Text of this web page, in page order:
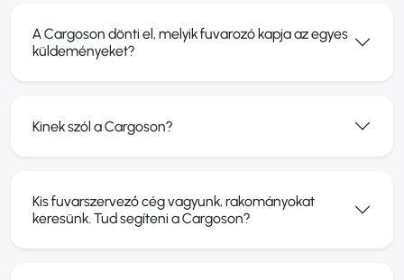
A Cargoson dönti el, melyik fuvarozó kapja az egyes
küldeményeket?
Kinek szól a Cargoson?
Kis fuvarszervező cég vagyunk, rakományokat
keresünk. Tud segíteni a Cargoson?